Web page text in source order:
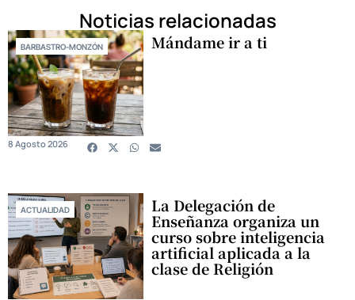
Noticias relacionadas
BARBASTRO-MONZÓN Mándame ir a ti
8 Agosto 2026
ACTUALIDAD La Delegación de
Enseñanza organiza un
curso sobre inteligencia
artificial aplicada a la
clase de Religión